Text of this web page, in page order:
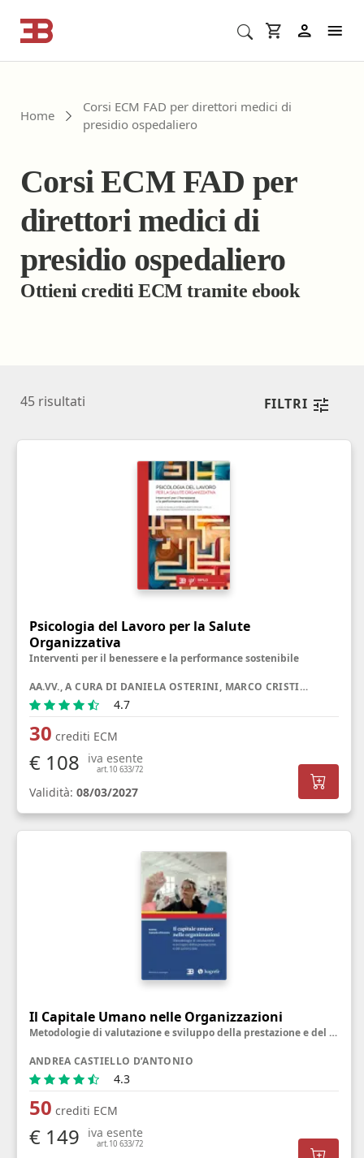
Cerca corsi ECM o altro
Home
Corsi ECM FAD per direttori medici di
presidio ospedaliero
Corsi ECM FAD per
direttori medici di
presidio ospedaliero
Ottieni crediti ECM tramite ebook
45 risultati FILTRI
Psicologia del Lavoro per la Salute
Organizzativa
Interventi per il benessere e la performance sostenibile
AA.VV., A CURA DI DANIELA OSTERINI, MARCO CRISTIAN VITIELLO
4.7
30 crediti ECM
€ 108 iva esente
art.10 633/72
Validità: 08/03/2027
Il Capitale Umano nelle Organizzazioni
Metodologie di valutazione e sviluppo della prestazione e del potenziale
ANDREA CASTIELLO D’ANTONIO
4.3
50 crediti ECM
€ 149 iva esente
art.10 633/72